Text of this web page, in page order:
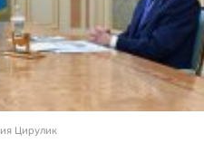
Цирулик